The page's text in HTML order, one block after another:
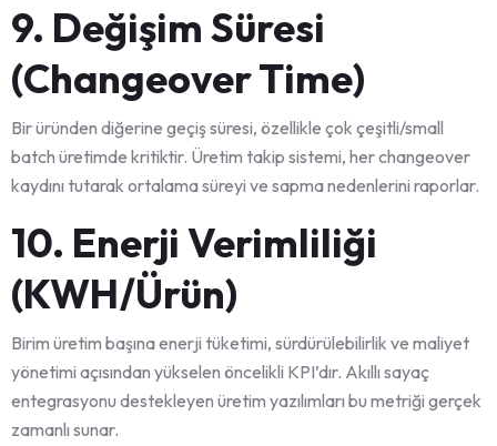
9. Değişim Süresi
(Changeover Time)
Bir üründen diğerine geçiş süresi, özellikle çok çeşitli/small
batch üretimde kritiktir. Üretim takip sistemi, her changeover
kaydını tutarak ortalama süreyi ve sapma nedenlerini raporlar.
10. Enerji Verimliliği
(KWH/Ürün)
Birim üretim başına enerji tüketimi, sürdürülebilirlik ve maliyet
yönetimi açısından yükselen öncelikli KPI’dır. Akıllı sayaç
entegrasyonu destekleyen üretim yazılımları bu metriği gerçek
zamanlı sunar.